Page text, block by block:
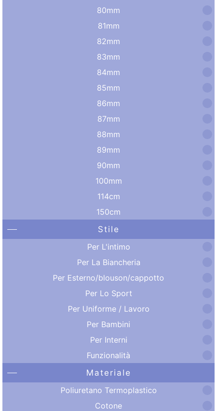
80mm
81mm
82mm
83mm
84mm
85mm
86mm
87mm
88mm
89mm
90mm
100mm
114cm
150cm
Stile
Per L'intimo
Per La Biancheria
Per Esterno/blouson/cappotto
Per Lo Sport
Per Uniforme / Lavoro
Per Bambini
Per Interni
Funzionalità
Materiale
Poliuretano Termoplastico
Cotone